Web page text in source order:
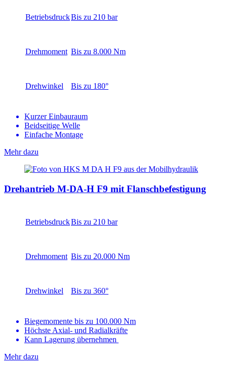
BetriebsdruckBis zu 210 bar
Drehmoment Bis zu 8.000 Nm
Drehwinkel Bis zu 180°
Kurzer Einbauraum
Beidseitige Welle
Einfache Montage
Mehr dazu
Drehantrieb M-DA-H F9 mit Flanschbefestigung
BetriebsdruckBis zu 210 bar
Drehmoment Bis zu 20.000 Nm
Drehwinkel Bis zu 360°
Biegemomente bis zu 100.000 Nm
Höchste Axial- und Radialkräfte
Kann Lagerung übernehmen
Mehr dazu